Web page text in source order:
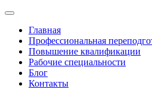
Главная
Профессиональная
Повышение квалификации
Рабочие специальности
Блог
Контакты